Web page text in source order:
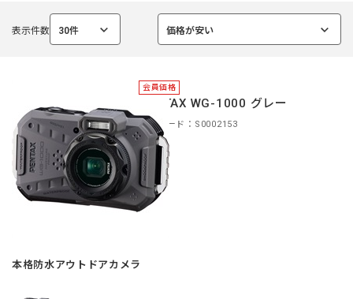
表示件数 30件
選
価格が安い
選
会員価格
PENTAX WG-1000 グレー
商品コード：S0002153
本格防水アウトドアカメラ